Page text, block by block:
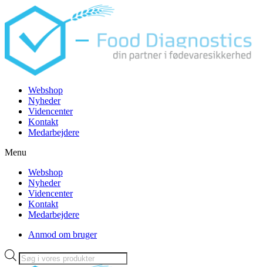
Videre
til
indhold
Webshop
Nyheder
Videncenter
Kontakt
Medarbejdere
Menu
Webshop
Nyheder
Videncenter
Kontakt
Medarbejdere
Anmod om bruger
Products
search